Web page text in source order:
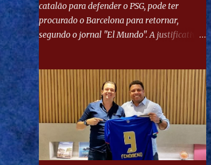
catalão para defender o PSG, pode ter
procurado o Barcelona para retornar,
segundo o jornal "El Mundo". A justificativa
"Mundo Deportivo", o empresário, Neymar
Pai, negou NEYMAR NO BARCELONA?
Jornais internacional divulgam interesse do
jogador. Neymar Pai nega